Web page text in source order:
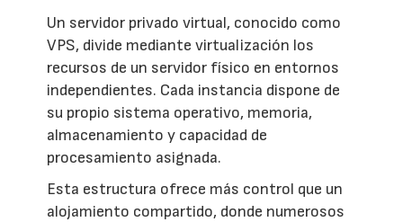
Un servidor privado virtual, conocido como
VPS, divide mediante virtualización los
recursos de un servidor físico en entornos
independientes. Cada instancia dispone de
su propio sistema operativo, memoria,
almacenamiento y capacidad de
procesamiento asignada.
Esta estructura ofrece más control que un
alojamiento compartido, donde numerosos